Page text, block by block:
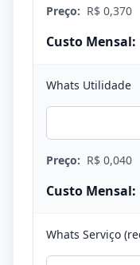
Preço: R$ 0,370
Custo Mensal:
Whats Utilidade
Preço: R$ 0,040
Custo Mensal:
Whats Serviço